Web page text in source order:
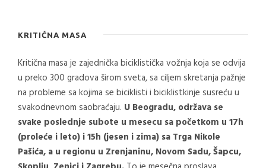
KRITIČNA MASA
Kritična masa je zajednička biciklistička vožnja koja se odvija
u preko 300 gradova širom sveta, sa ciljem skretanja pažnje
na probleme sa kojima se biciklisti i biciklistkinje susreću u
svakodnevnom saobraćaju. U Beogradu, održava se
svake poslednje subote u mesecu sa početkom u 17h
(proleće i leto) i 15h (jesen i zima) sa Trga Nikole
Pašića, a u regionu u Zrenjaninu, Novom Sadu, Šapcu,